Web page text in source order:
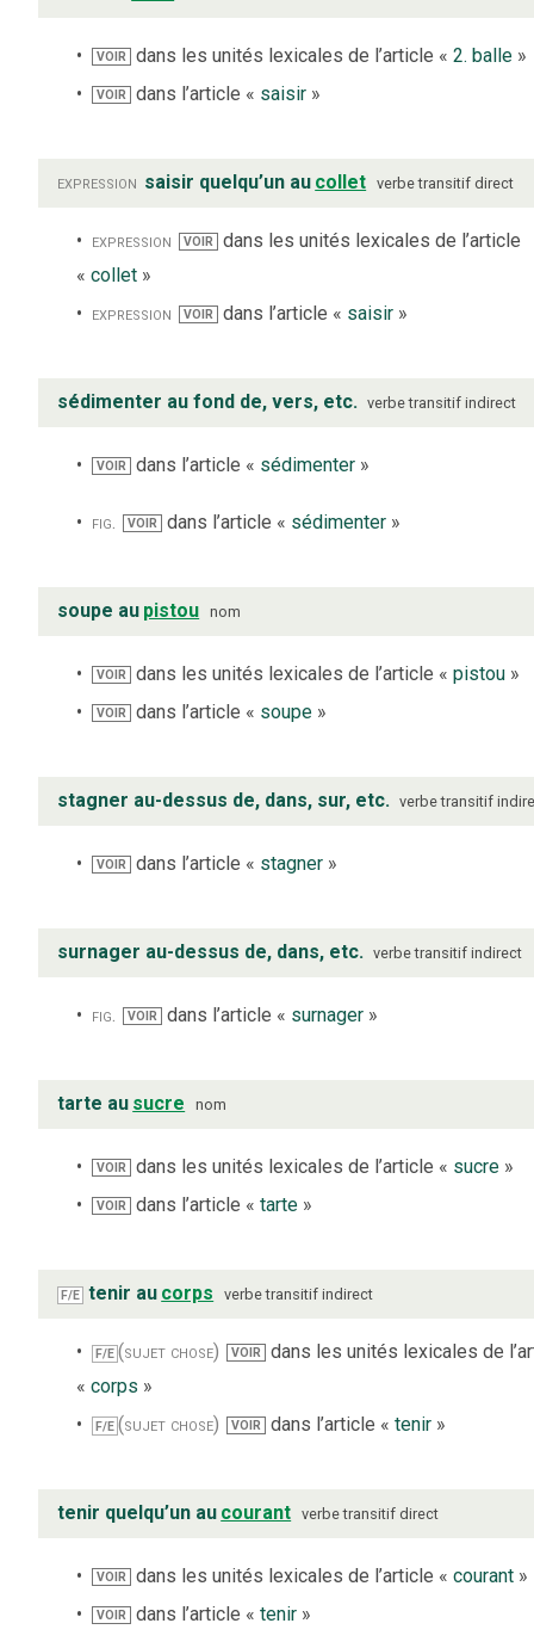
VOIR dans les unités lexicales de l’article «2. balle »
VOIR dans l’article « saisir »
expression saisir quelqu’un au collet verbe transitif direct
expression VOIR
dans les unités lexicales de l’article
« collet »
expression
VOIR dans l’article « saisir»
sédimenter au fond de, vers, etc. verbe transitif indirect
VOIR dans l’article « sédimenter »
fig. VOIR dans l’article « sédimenter»
soupe au pistou nom
VOIR dans les unités lexicales de l’article «pistou »
VOIR dans l’article « soupe »
stagner au-dessus de, dans, sur, etc. verbe transitif
VOIR dans l’article « stagner »
surnager au-dessus de, dans, etc. verbe transitif indirect
fig. VOIR dans l’article « surnager»
tarte au sucre nom
VOIR dans les unités lexicales de l’article « sucre »
VOIR dans l’article «tarte »
F/E tenir au corps verbe transitif indirect
F/E (sujet chose) VOIR
dans les unités lexicales de
« corps »
F/E (sujet chose) VOIR dans l’article «tenir »
tenir quelqu’un au courant verbe transitif direct
VOIR dans les unités lexicales de l’article «courant »
VOIR dans l’article «tenir »